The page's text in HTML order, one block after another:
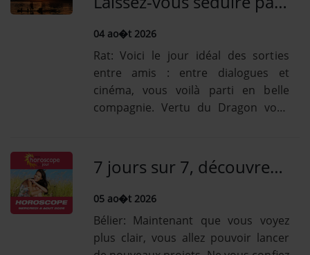
suiteTaureau: Votre obstination
extrême peut vous mener à des...
04 ao�t 2026
Rat: Voici le jour idéal des sorties
entre amis : entre dialogues et
cinéma, vous voilà parti en belle
compagnie. Vertu du Dragon vous
vous séduit toujours [...] Lire la
suiteBoeuf: Vous êtes en progression
pour retrouver une vie...
7 jours sur 7, découvrez votre horoscope gratuit pour TOUT savoir! A lire celui de ce mercredi 5 Août!
05 ao�t 2026
Bélier: Maintenant que vous voyez
plus clair, vous allez pouvoir lancer